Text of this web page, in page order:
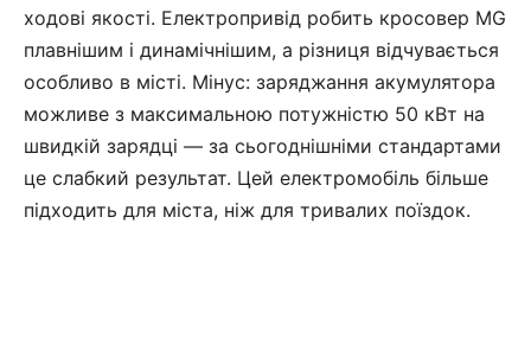
ходові якості. Електропривід робить кросовер MG
плавнішим і динамічнішим, а різниця відчувається
особливо в місті. Мінус: заряджання акумулятора
можливе з максимальною потужністю 50 кВт на
швидкій зарядці — за сьогоднішніми стандартами
це слабкий результат. Цей електромобіль більше
підходить для міста, ніж для тривалих поїздок.